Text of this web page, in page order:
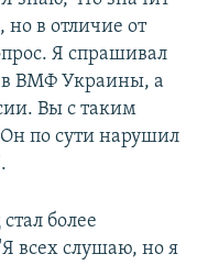
но в отличие от
Я спрашивал
в ВМФ Украины, а
Вы с таким
по сути нарушил
более
всех слушаю, но я